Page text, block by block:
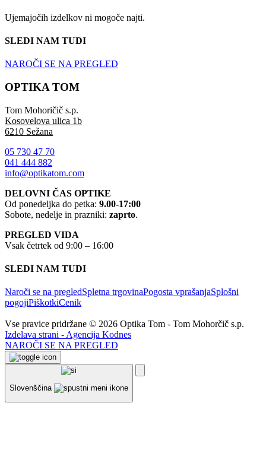
Ujemajočih izdelkov ni mogoče najti.
SLEDI NAM TUDI
NAROČI SE NA PREGLED
OPTIKA TOM
Tom Mohoričič s.p.
Kosovelova ulica 1b
6210 Sežana
05 730 47 70
041 444 882
info@optikatom.com
DELOVNI ČAS OPTIKE
Od ponedeljka do petka: 9.00-17:00
Sobote, nedelje in prazniki: zaprto.
PREGLED VIDA
Vsak četrtek od 9:00 – 16:00
SLEDI NAM TUDI
Naroči se na pregledSpletna trgovinaPogosta vprašanjaSplošni
pogojiPiškotkiCenik
Vse pravice pridržane © 2026 Optika Tom - Tom Mohorčič s.p.
Izdelava strani - Agencija Kodnes
NAROČI SE NA PREGLED
Slovenščina